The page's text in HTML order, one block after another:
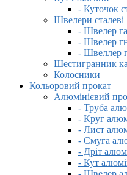
- Куточок
Швелери сталеві
- Швелер
- Швелер
- Швеллер
Шестигранник
Колосники
Кольоровий прокат
Алюмінієвий
- Труба
- Круг
- Лист
- Смуга
- Дріт
- Кут